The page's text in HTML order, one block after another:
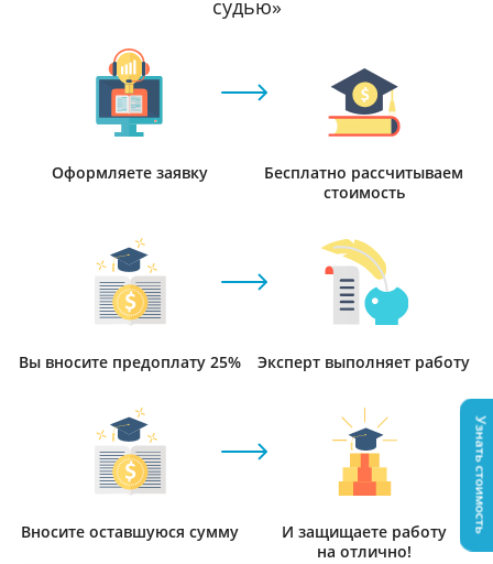
судью»
Оформляете заявку
Бесплатно рассчитываем
стоимость
Вы вносите предоплату 25% Эксперт выполняет работу
Вносите оставшуюся сумму
И защищаете работу
на отлично!
Узнать стоимость